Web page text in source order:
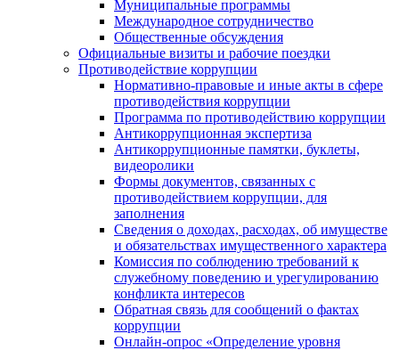
Муниципальные программы
Международное сотрудничество
Общественные обсуждения
Официальные визиты и рабочие поездки
Противодействие коррупции
Нормативно-правовые и иные акты в сфере
противодействия коррупции
Программа по противодействию коррупции
Антикоррупционная экспертиза
Антикоррупционные памятки, буклеты,
видеоролики
Формы документов, связанных с
противодействием коррупции, для
заполнения
Сведения о доходах, расходах, об имуществе
и обязательствах имущественного характера
Комиссия по соблюдению требований к
служебному поведению и урегулированию
конфликта интересов
Обратная связь для сообщений о фактах
коррупции
Онлайн-опрос «Определение уровня